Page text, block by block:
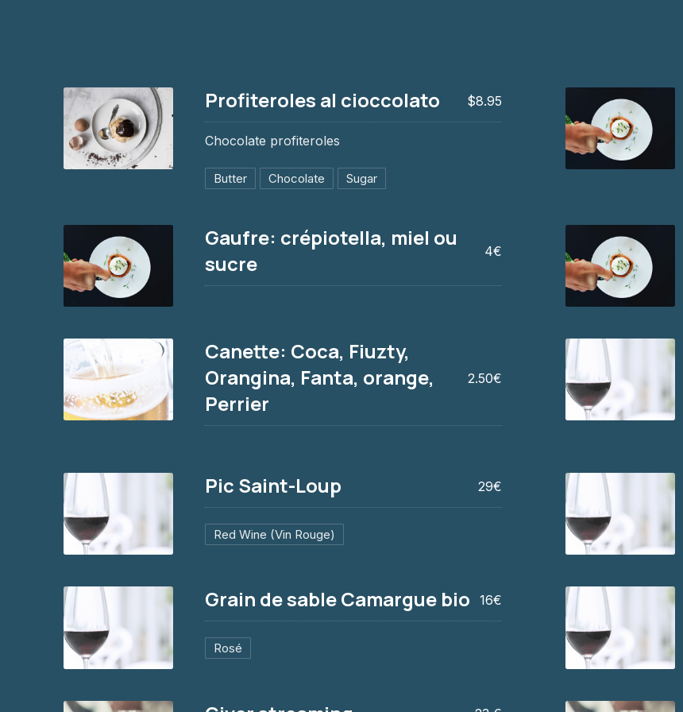
Profiteroles al cioccolato
Profiteroles al cioccolato $8.95
Chocolate profiteroles
Butter Chocolate Sugar
4€
Gaufre: crépiotella, miel ou
sucre
4€
6.50€
Canette: Coca, Fiuzty, Orangina, Fanta, orange, Perrier
Canette: Coca, Fiuzty,
Orangina, Fanta, orange,
Perrier
2.50€
Côtes-du-
29€
Pic Saint-Loup 29€
Red Wine (Vin Rouge)
24€
16€
Grain de sable Camargue bio 16€
Rosé
17 €
PREVIOUS